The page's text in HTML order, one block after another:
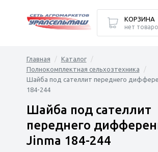
Главная
Каталог
Полнокомплектная сельхозтехника
Шайба под сателлит переднего
184-244
Шайба под сателлит
переднего
Jinma 184-244
КОРЗИНА
нет